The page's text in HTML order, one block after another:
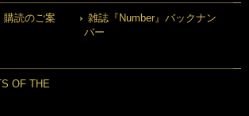
購読のご案
雑誌『Number』バックナン
バー
OF THE